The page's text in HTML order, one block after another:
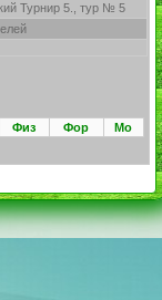
Турнир 5., тур № 5
Физ Фор Мо